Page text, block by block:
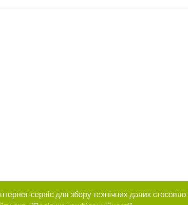
сервіс для збору технічних даних